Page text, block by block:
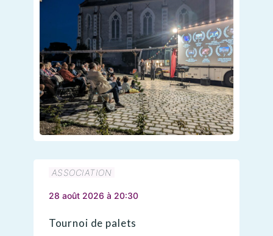
ASSOCIATION
28 août 2026 à 20:30
Tournoi de palets